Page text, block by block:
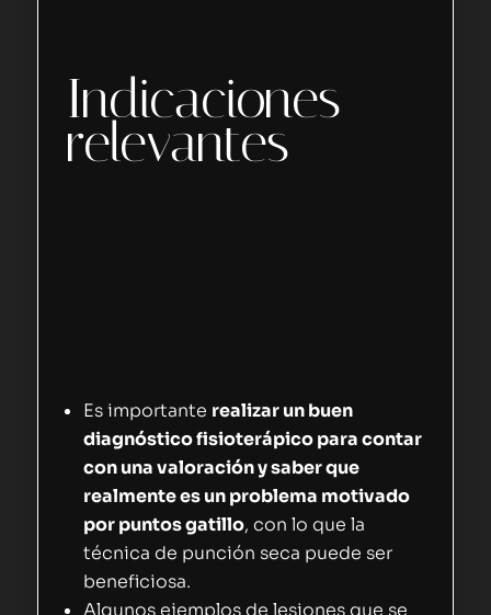
Indicaciones
relevantes
Es importante realizar un buen
diagnóstico fisioterápico para contar
con una valoración y saber que
realmente es un problema motivado
por puntos gatillo, con lo que la
técnica de punción seca puede ser
beneficiosa.